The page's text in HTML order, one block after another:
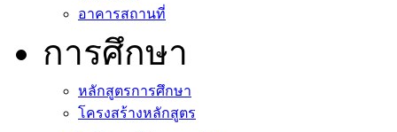
อาคารสถานที่
การศึกษา
หลักสูตรการศึกษา
โครงสร้างหลักสูตร